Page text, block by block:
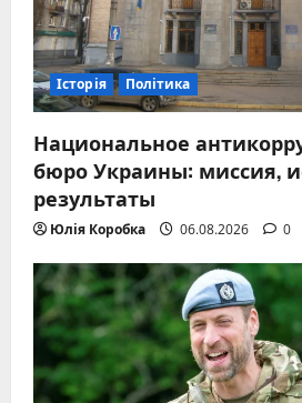
Історія Політика
Национальное
бюро Украины: миссия,
результаты
Юлія Коробка 06.08.2026 0